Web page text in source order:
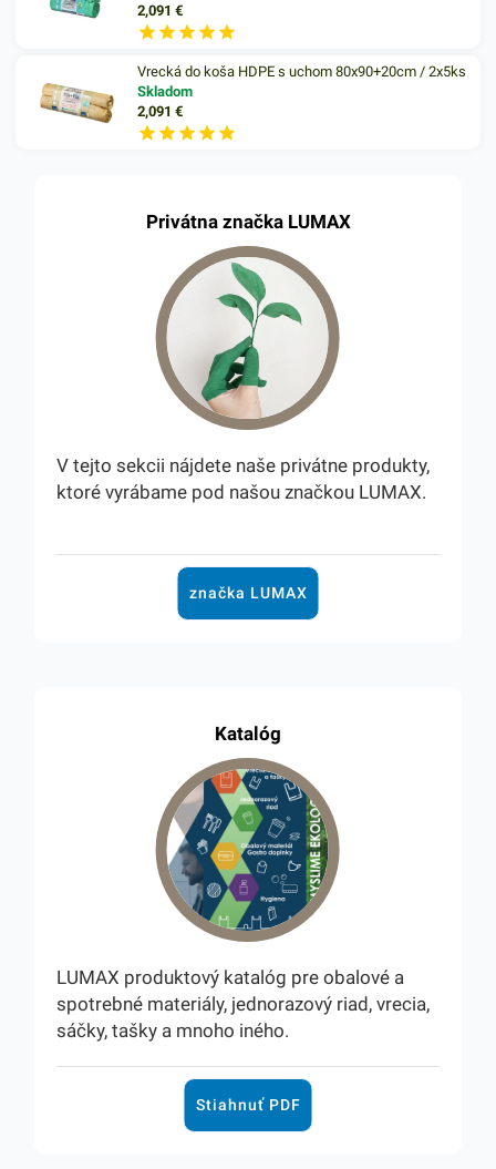
2,091€
Vrecká do koša HDPE s uchom 80x90+20cm / 2x5ks
Skladom
2,091€
Privátna značka LUMAX
V tejto sekcii nájdete naše privátne produkty,
ktoré vyrábame pod našou značkou LUMAX.
značka LUMAX
Katalóg
LUMAX produktový katalóg pre obalové a
spotrebné materiály, jednorazový riad, vrecia,
sáčky, tašky a mnoho iného.
Stiahnuť PDF